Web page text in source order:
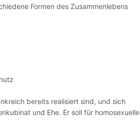
Formen des Zusammenlebens
bereits realisiert sind, und sich
und Ehe. Er soll für homosexuelle